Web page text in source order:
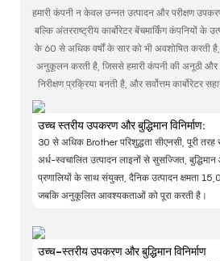
हमारी कंपनी न केवल उन्नत उत्पादन और परीक्षण
बल्कि अंतरराष्ट्रीय कार्बोरेटर बेंचमार्किंग कंपनियों के
के 60 से अधिक वर्षों के सार को भी अवशोषित
अनुकूलन करती है, जिससे हमारी कंपनी की अनूठी
निरीक्षण प्रक्रिया बनती है, और सर्वोत्तम कार्बोरेटर
उच्च स्तरीय उपकरण और बुद्धिमान विनिर्माण:
30 से अधिक Brother परिशुद्धता सीएनसी, पूरी तरह
अर्ध-स्वचालित उत्पादन लाइनों से सुसज्जित,
प्रणालियों के साथ संयुक्त, दैनिक उत्पादन क्षमता
जबकि अनुकूलित आवश्यकताओं को पूरा करती है।
उच्च-स्तरीय उपकरण और बुद्धिमान विनिर्माण